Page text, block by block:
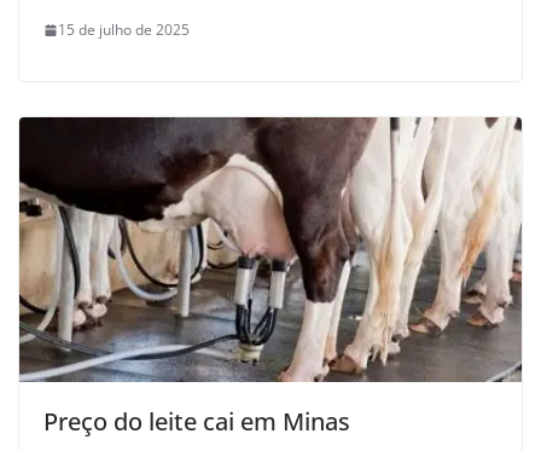
15 de julho de 2025
Preço do leite cai em Minas